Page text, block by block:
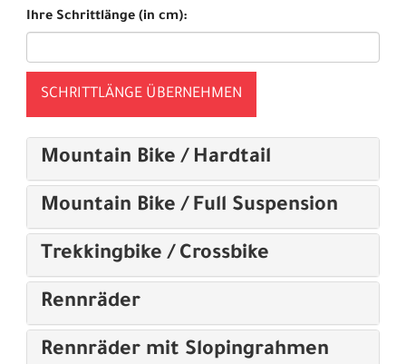
Ihre Schrittlänge (in cm):
SCHRITTLÄNGE ÜBERNEHMEN
Mountain Bike / Hardtail
Mountain Bike / Full Suspension
Trekkingbike / Crossbike
Rennräder
Rennräder mit Slopingrahmen